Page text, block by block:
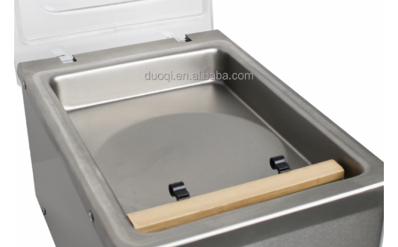
Good day, what product are you looking for?